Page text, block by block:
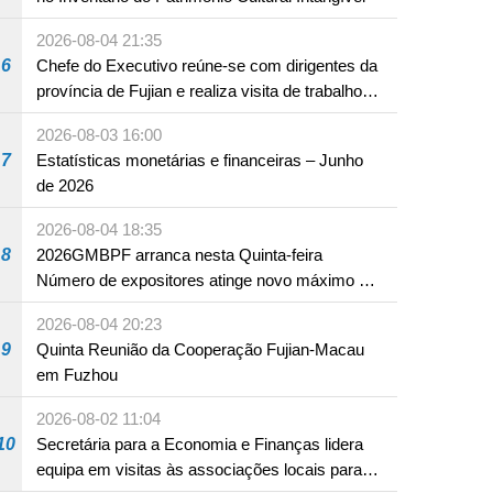
6
2026-08-04 21:35
Chefe do Executivo reúne-se com dirigentes da
província de Fujian e realiza visita de trabalho
em Fuzhou
7
2026-08-03 16:00
Estatísticas monetárias e financeiras – Junho
de 2026
8
2026-08-04 18:35
2026GMBPF arranca nesta Quinta-feira
Número de expositores atinge novo máximo em
18 anos
9
2026-08-04 20:23
Quinta Reunião da Cooperação Fujian-Macau
em Fuzhou
2026-08-02 11:04
Secretária para a Economia e Finanças lidera
equipa em visitas às associações locais para